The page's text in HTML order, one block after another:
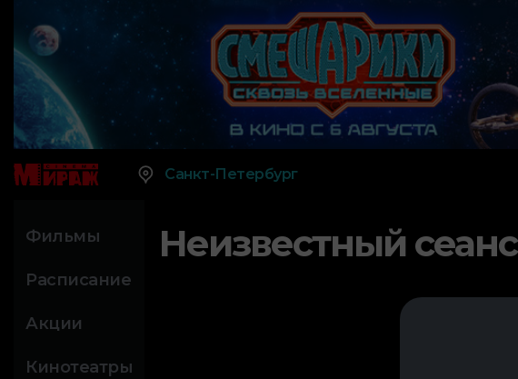
Санкт-Петербург
Фильмы
Расписание
Акции
Кинотеатры
Неизвестный сеанс